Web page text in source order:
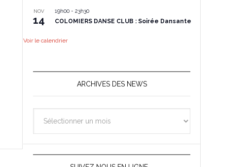
NOV
14
19h00 - 23h30
COLOMIERS DANSE CLUB : Soirée Dansante
Voir le calendrier
ARCHIVES DES NEWS
des
News